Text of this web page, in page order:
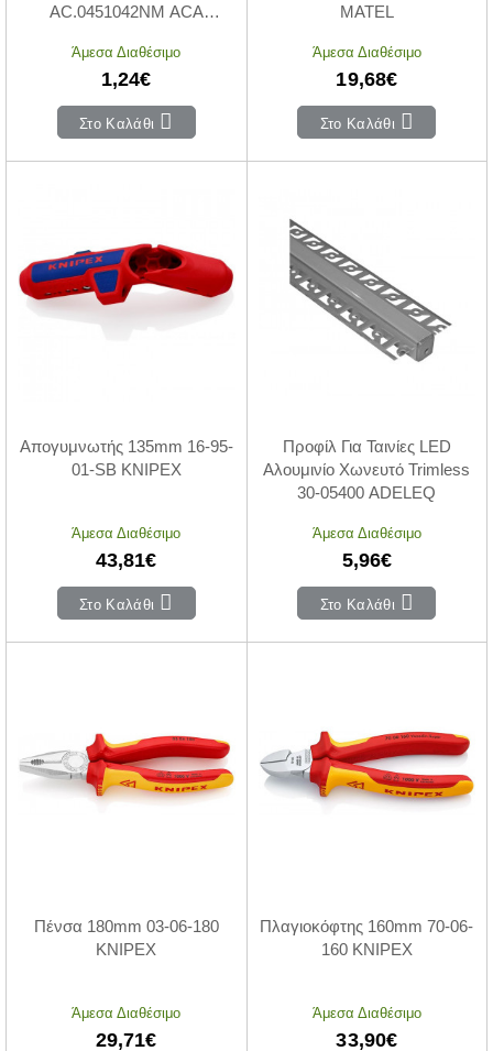
AC.0451042NM ACA
Άμεσα Διαθέσιμο
1,24€
Στο Καλάθι
MATEL
Άμεσα Διαθέσιμο
19,68€
Στο Καλάθι
Απογυμνωτής 135mm 16-95-
01-SB KNIPEX
Άμεσα Διαθέσιμο
43,81€
Στο Καλάθι
Προφίλ Για Ταινίες LED
Αλουμινίο Χωνευτό Trimless
30-05400 ADELEQ
Άμεσα Διαθέσιμο
5,96€
Στο Καλάθι
Πένσα 180mm 03-06-180
KNIPEX
Άμεσα Διαθέσιμο
29,71€
Πλαγιοκόφτης 160mm 70-06-
160 KNIPEX
Άμεσα Διαθέσιμο
33,90€